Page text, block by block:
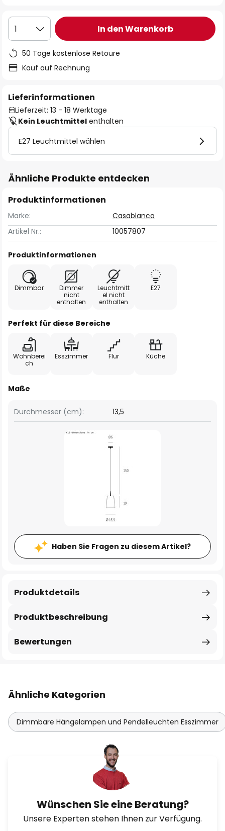
1 In den Warenkorb
50 Tage kostenlose Retoure
Kauf auf Rechnung
Lieferinformationen
Lieferzeit: 13 - 18 Werktage
Kein Leuchtmittel enthalten
E27 Leuchtmittel wählen
Ähnliche Produkte entdecken
Produktinformationen
Marke:
Casablanca
Artikel Nr.:
10057807
Produktinformationen
Dimmbar
Dimmer
nicht
enthalten
Leuchtmitt
el nicht
enthalten
E27
Perfekt für diese Bereiche
Wohnberei
ch
Esszimmer Flur Küche
Maße
Durchmesser (cm): 13,5
Haben Sie Fragen zu diesem Artikel?
Produktbeschreibung
Produktdetails
Bewertungen
Ähnliche Kategorien
Dimmbare Hängelampen und Pendelleuchten Esszimmer
Wünschen Sie eine Beratung?
Unsere Experten stehen Ihnen zur Verfügung.